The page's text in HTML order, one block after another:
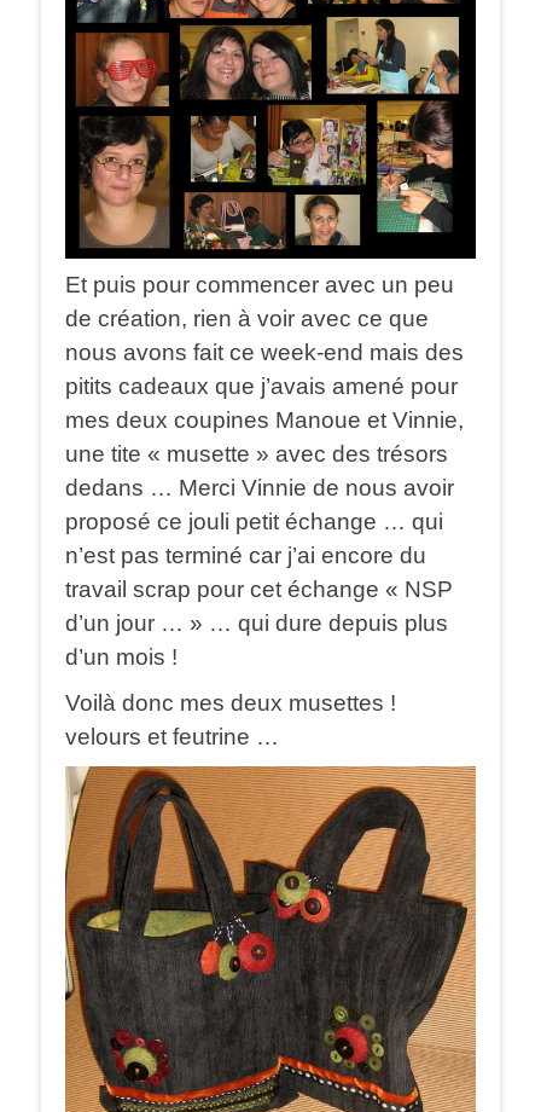
Et puis pour commencer avec un peu
de création, rien à voir avec ce que
nous avons fait ce week-end mais des
pitits cadeaux que j’avais amené pour
mes deux coupines Manoue et Vinnie,
une tite « musette » avec des trésors
dedans … Merci Vinnie de nous avoir
proposé ce jouli petit échange … qui
n’est pas terminé car j’ai encore du
travail scrap pour cet échange « NSP
d’un jour … » … qui dure depuis plus
d’un mois !
Voilà donc mes deux musettes !
velours et feutrine …